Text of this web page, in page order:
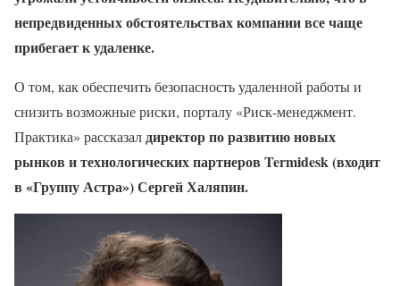
непредвиденных обстоятельствах компании все чаще
прибегает к удаленке.
О том, как обеспечить безопасность удаленной работы и
снизить возможные риски, порталу «Риск-менеджмент.
Практика» рассказалдиректор по развитию новых
рынков и технологических партнеров Termidesk (входит
в «Группу Астра»)Сергей Халяпин.